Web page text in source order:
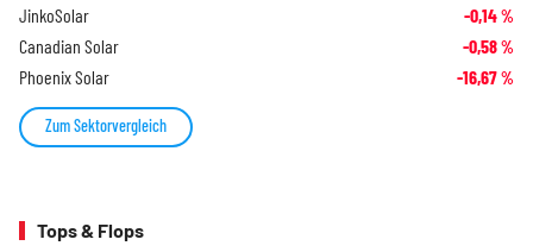
JinkoSolar -0,14%
Canadian Solar -0,58%
Phoenix Solar -16,67%
Zum Sektorvergleich
Tops & Flops